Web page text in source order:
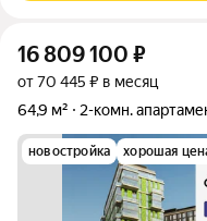
16 809 100 ₽
от 70 445 ₽ в месяц
64,9 м²
2-комн.
новостройка хорошая